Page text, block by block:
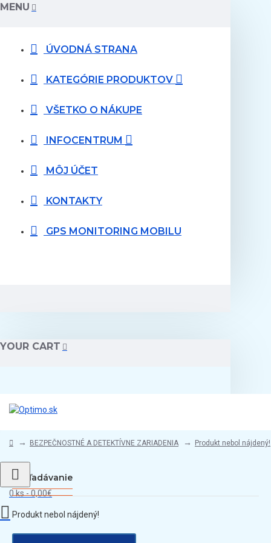
MENU
ÚVODNÁ STRANA
KATEGÓRIE PRODUKTOV
VŠETKO O NÁKUPE
INFOCENTRUM
MÔJ ÚČET
KONTAKTY
GPS MONITORING MOBILU
YOUR CART
0 ks - 0,00€
BEZPEČNOSTNÉ A DETEKTÍVNE ZARIADENIA Produkt nebol nájdený!
Vyhľadávanie
Produkt nebol nájdený!